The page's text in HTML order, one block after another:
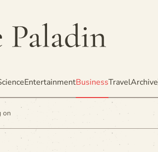
EntertainmentBusinessTravelArchive
on